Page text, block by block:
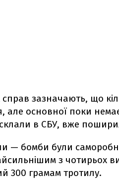
справ зазначають, що
але основної поки
в СБУ, вже
— бомби були
з чотирьох
300 грамам тротилу.